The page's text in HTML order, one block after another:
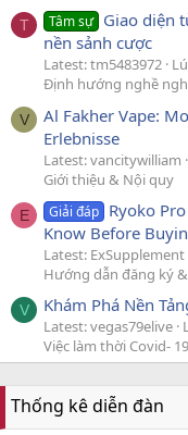
T Tâm sự Giao diện
nền sảnh cược
Latest: tm5483972
Định hướng nghề
V
Al Fakher Vape:
Erlebnisse
Latest: vancitywilliam
Giới thiệu & Nội quy
E Giải đáp Ryoko
Know Before
Latest: ExSupplement
Hướng dẫn đăng ký
V Khám Phá Nền
Latest: vegas79elive
Việc làm thời Covid- 19
Thống kê diễn đàn